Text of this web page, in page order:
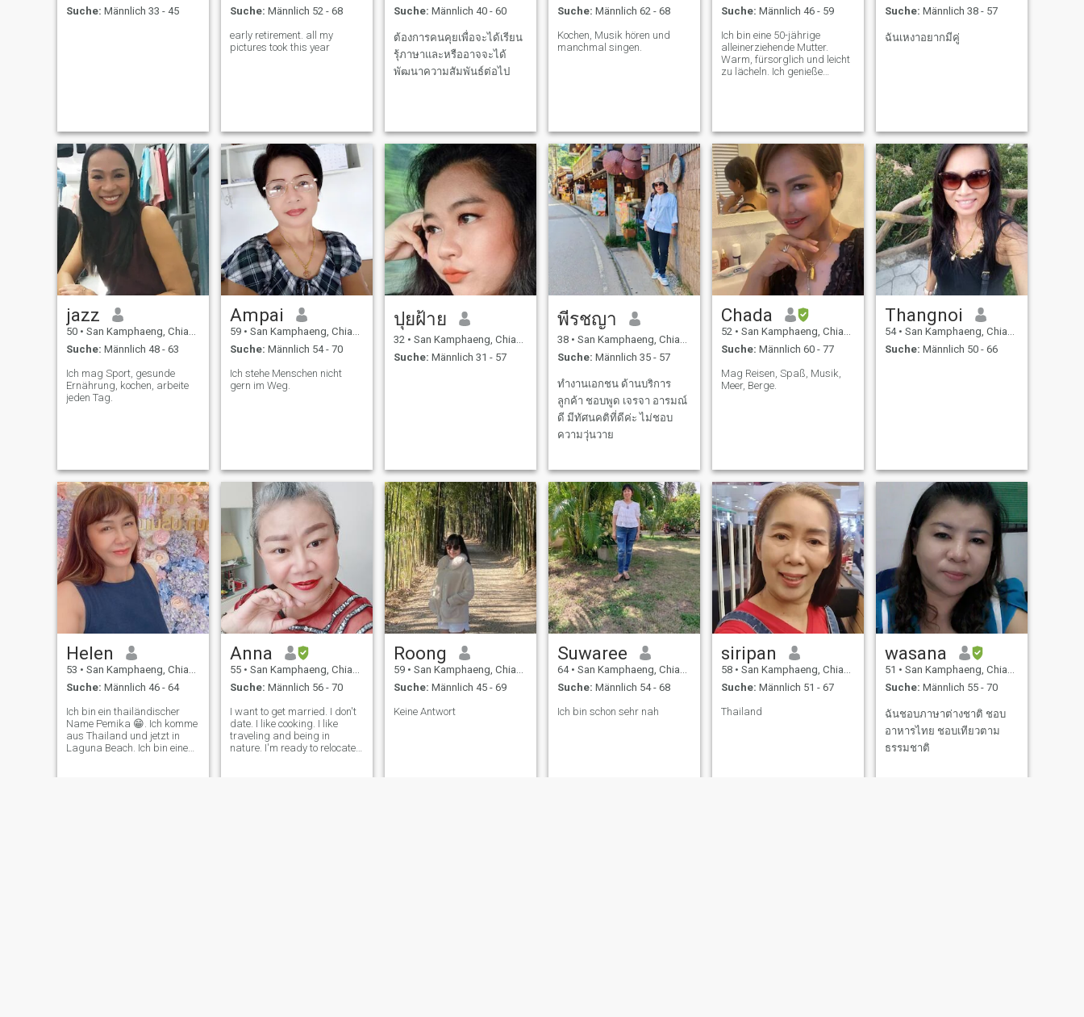
Suche: Männlich 33 - 45
Suche: Männlich 52 - 68
early retirement. all my
pictures took this year
Suche: Männlich 40 - 60
ต้องการคนคุยเพื่อจะได้เรียน
รุ้ภาษาและหรืออาจจะได้
พัฒนาความสัมพันธ์ต่อไป
Suche: Männlich 62 - 68
Kochen, Musik hören und
manchmal singen.
Suche: Männlich 46 - 59
Ich bin eine 50-jährige
alleinerziehende Mutter.
Warm, fürsorglich und leicht
zu lächeln. Ich genieße
Suche: Männlich 38 - 57
ฉันเหงาอยากมีคู่
jazz
50 • San Kamphaeng, Chiang Mai, Thailand
Suche: Männlich 48 - 63
Ich mag Sport, gesunde
Ernährung, kochen, arbeite
jeden Tag.
Ampai
59 • San Kamphaeng, Chiang Mai, Thailand
Suche: Männlich 54 - 70
Ich stehe Menschen nicht
gern im Weg.
ปุยฝ้าย
32 • San Kamphaeng, Chiang Mai, Thailand
Suche: Männlich 31 - 57
พีรชญา
38 • San Kamphaeng, Chiang Mai, Thailand
Suche: Männlich 35 - 57
ทำงานเอกชน ด้านบริการ
ลูกค้า ชอบพูด เจรจา อารมณ์
ดี มีทัศนคติที่ดีค่ะ ไม่ชอบ
ความวุ่นวาย
Chada
52 • San Kamphaeng, Chiang Mai, Thailand
Suche: Männlich 60 - 77
Mag Reisen, Spaß, Musik,
Meer, Berge.
Thangnoi
54 • San Kamphaeng, Chiang Mai, Thailand
Suche: Männlich 50 - 66
Helen
53 • San Kamphaeng, Chiang Mai, Thailand
Suche: Männlich 46 - 64
Ich bin ein thailändischer
Name Pemika 😁. Ich komme
aus Thailand und jetzt in
Laguna Beach. Ich bin eine
Anna
55 • San Kamphaeng, Chiang Mai, Thailand
Suche: Männlich 56 - 70
I want to get married. I don't
date. I like cooking. I like
traveling and being in
nature. I'm ready to relocate
Roong
59 • San Kamphaeng, Chiang Mai, Thailand
Suche: Männlich 45 - 69
Keine Antwort
Suwaree
64 • San Kamphaeng, Chiang Mai, Thailand
Suche: Männlich 54 - 68
Ich bin schon sehr nah
siripan
58 • San Kamphaeng, Chiang Mai, Thailand
Suche: Männlich 51 - 67
Thailand
wasana
51 • San Kamphaeng, Chiang Mai, Thailand
Suche: Männlich 55 - 70
ฉันชอบภาษาต่างชาติ ชอบ
อาหารไทย ชอบเทียวตาม
ธรรมชาติ